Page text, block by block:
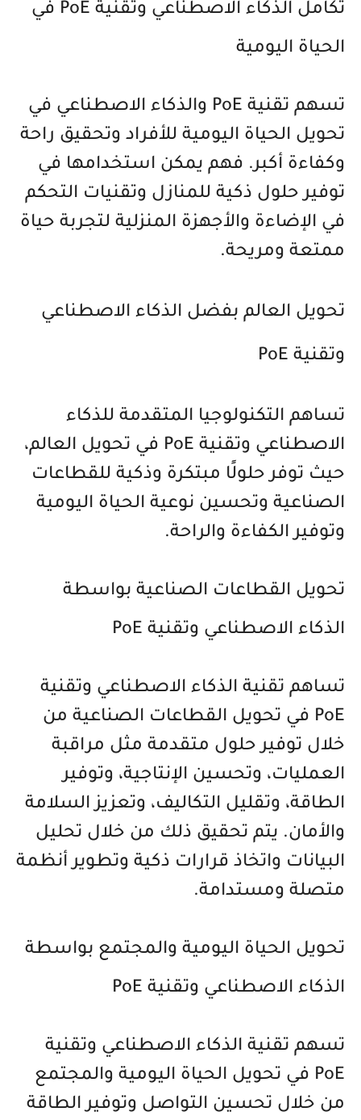
تكامل الذكاء الاصطناعي وتقنية PoE في
الحياة اليومية
تسهم تقنية PoE والذكاء الاصطناعي في
تحويل الحياة اليومية للأفراد وتحقيق راحة
وكفاءة أكبر. فهم يمكن استخدامها في
توفير حلول ذكية للمنازل وتقنيات التحكم
في الإضاءة والأجهزة المنزلية لتجربة حياة
ممتعة ومريحة.
تحويل العالم بفضل الذكاء الاصطناعي
وتقنية PoE
تساهم التكنولوجيا المتقدمة للذكاء
الاصطناعي وتقنية PoE في تحويل العالم،
حيث توفر حلولًا مبتكرة وذكية للقطاعات
الصناعية وتحسين نوعية الحياة اليومية
وتوفير الكفاءة والراحة.
تحويل القطاعات الصناعية بواسطة
الذكاء الاصطناعي وتقنية PoE
تساهم تقنية الذكاء الاصطناعي وتقنية
PoE في تحويل القطاعات الصناعية من
خلال توفير حلول متقدمة مثل مراقبة
العمليات، وتحسين الإنتاجية، وتوفير
الطاقة، وتقليل التكاليف، وتعزيز السلامة
والأمان. يتم تحقيق ذلك من خلال تحليل
البيانات واتخاذ قرارات ذكية وتطوير أنظمة
متصلة ومستدامة.
تحويل الحياة اليومية والمجتمع بواسطة
الذكاء الاصطناعي وتقنية PoE
تسهم تقنية الذكاء الاصطناعي وتقنية
PoE في تحويل الحياة اليومية والمجتمع
من خلال تحسين التواصل وتوفير الطاقة